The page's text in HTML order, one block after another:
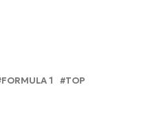
FORMULA 1
TOP